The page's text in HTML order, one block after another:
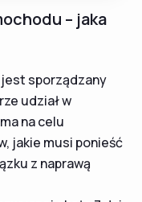
– jaka
jest sporządzany
udział w
na celu
jakie musi ponieść
z naprawą